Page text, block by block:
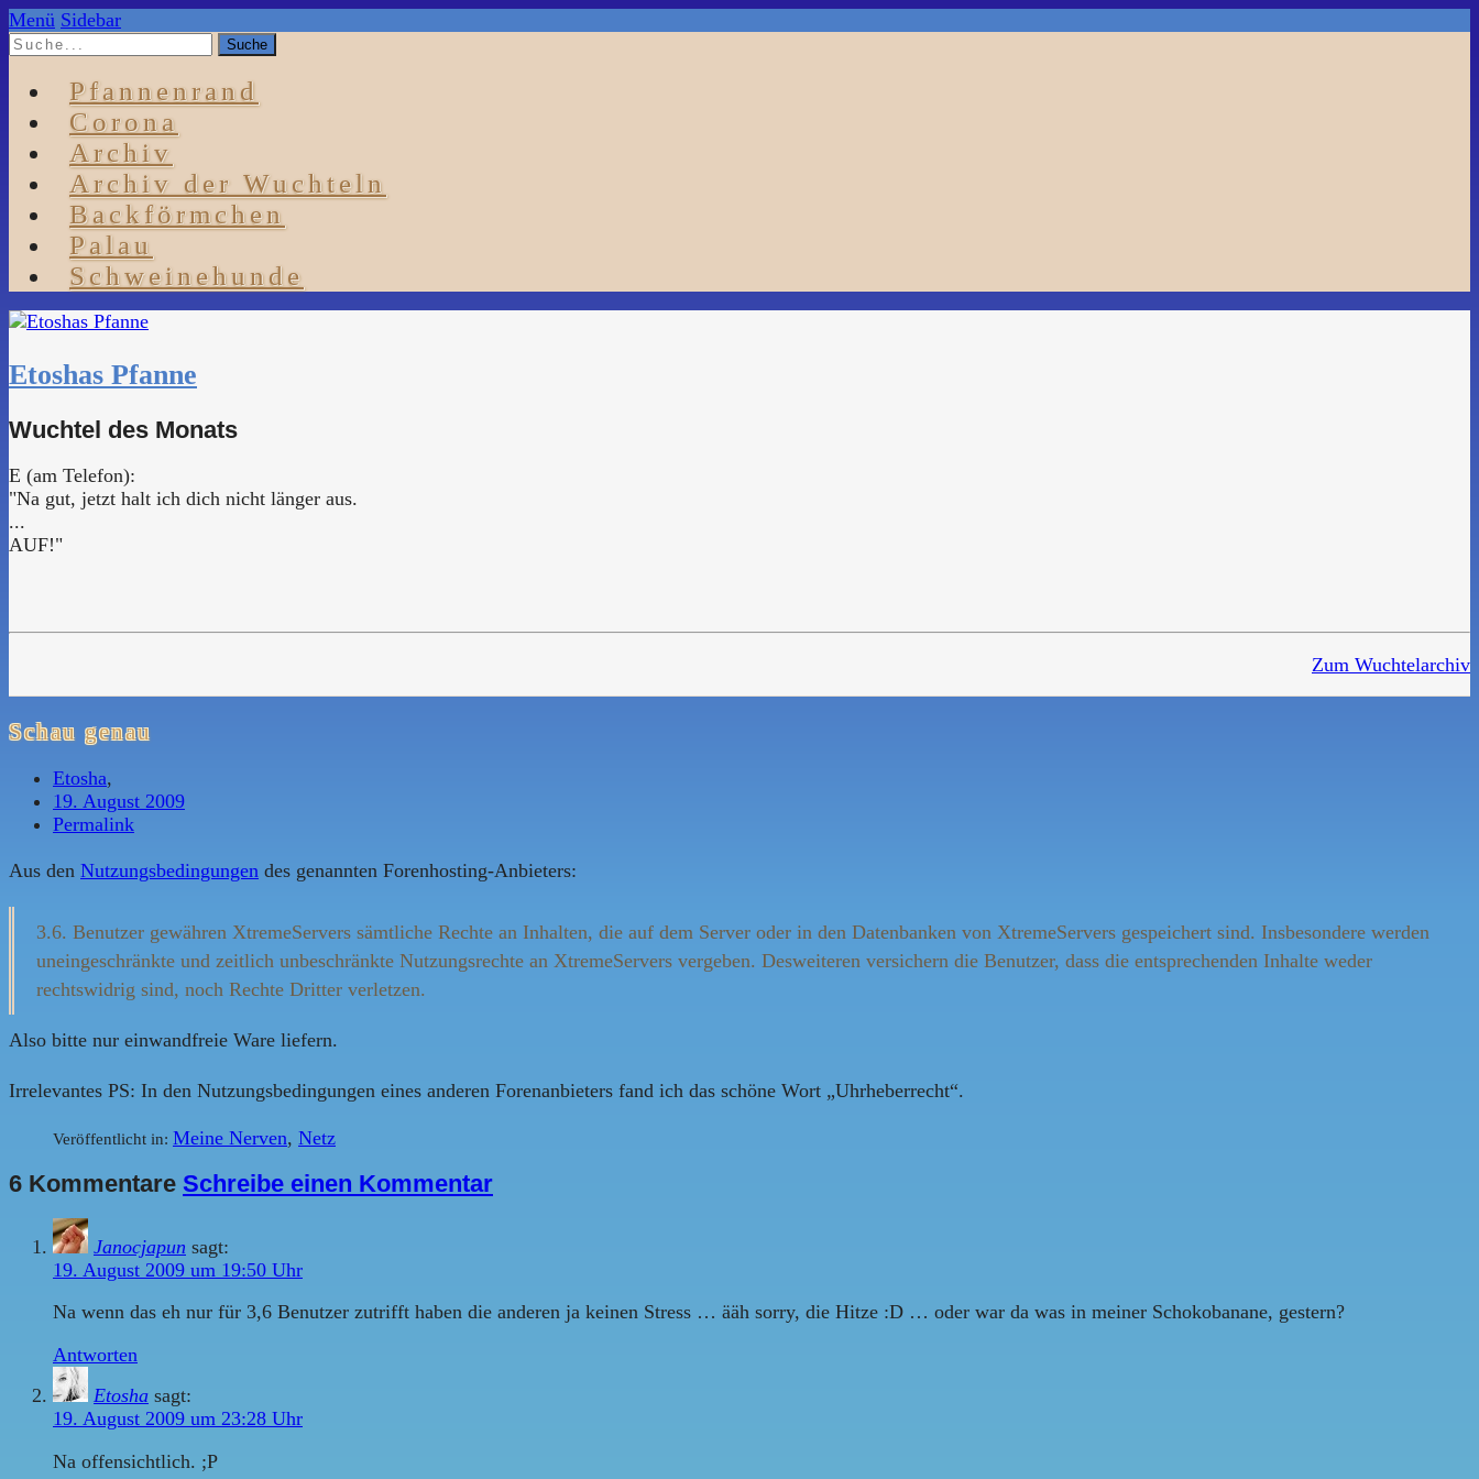
Menü Sidebar
Pfannenrand
Corona
Archiv
Archiv der Wuchteln
Backförmchen
Palau
Schweinehunde
Etoshas Pfanne
Wuchtel des Monats
E (am Telefon):
"Na gut, jetzt halt ich dich nicht länger aus.
...
AUF!"
Zum Wuchtelarchiv
Schau genau
Etosha,
19. August 2009
Permalink
Aus den Nutzungsbedingungen des genannten Forenhosting-Anbieters:
3.6. Benutzer gewähren XtremeServers sämtliche Rechte an Inhalten, die auf dem Server oder in den Datenbanken von XtremeServers gespeichert sind. Insbesondere werden
uneingeschränkte und zeitlich unbeschränkte Nutzungsrechte an XtremeServers vergeben. Desweiteren versichern die Benutzer, dass die entsprechenden Inhalte weder
rechtswidrig sind, noch Rechte Dritter verletzen.
Also bitte nur einwandfreie Ware liefern.
Irrelevantes PS: In den Nutzungsbedingungen eines anderen Forenanbieters fand ich das schöne Wort „Uhrheberrecht“.
Veröffentlicht in: Meine Nerven, Netz
6 Kommentare Schreibe einen Kommentar
Janocjapun sagt:
19. August 2009 um 19:50 Uhr
Na wenn das eh nur für 3,6 Benutzer zutrifft haben die anderen ja keinen Stress … ääh sorry, die Hitze :D … oder war da was in meiner Schokobanane, gestern?
Antworten
Etosha sagt:
19. August 2009 um 23:28 Uhr
Na offensichtlich. ;P